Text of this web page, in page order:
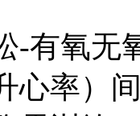
-有氧无
心率）